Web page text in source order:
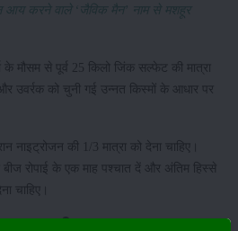
आय करने वाले ‘जैविक मैन’ नाम से मशहूर
के मौसम से पूर्व 25 किलो जिंक सल्फेट की मात्रा
उवर्रक को चुनी गई उन्नत किस्मों के आधार पर
नाइट्रोजन की 1/3 मात्रा को देना चाहिए।
रोपाई के एक माह पश्चात दें और अंतिम हिस्से
चाहिए।